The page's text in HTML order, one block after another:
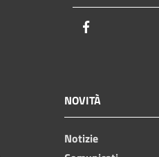
NOVITÀ
Notizie